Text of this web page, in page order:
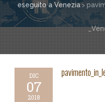
eseguito a Venezia>
DIC
07
2018